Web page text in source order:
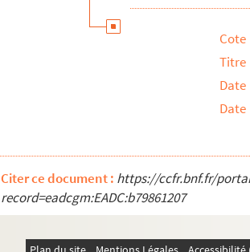
Cote
Titre
Date
Date
Citer ce document : https://ccfr.bnf.fr/
record=eadcgm:EADC:b79861207